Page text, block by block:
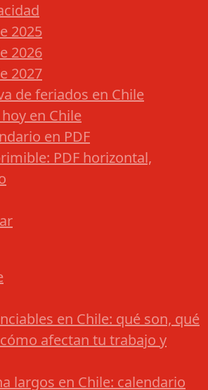
2025
2026
2027
de feriados en Chile
en Chile
en PDF
PDF horizontal,
en Chile: qué son, qué
afectan tu trabajo y
largos en Chile: calendario